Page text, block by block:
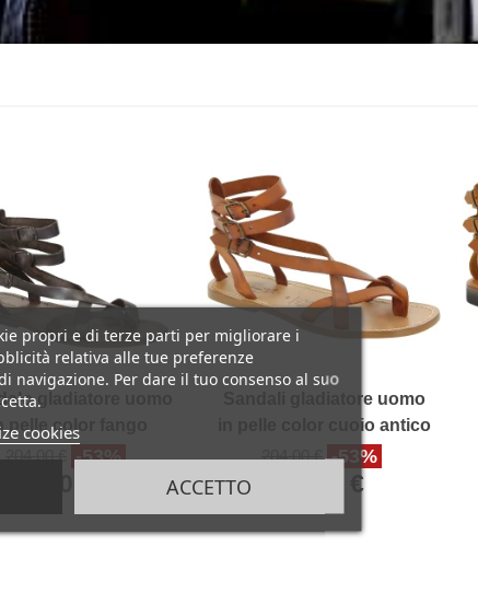
gladiatore uomo
pelle color fango
204,00 € -53%
Sandali gladiatore uomo
in pelle color cuoio antico
204,00 € -53%
99,00 €
propri e di terze parti per migliorare i
relativa alle tue preferenze
navigazione. Per dare il tuo consenso al suo
cookies
ACCETTO